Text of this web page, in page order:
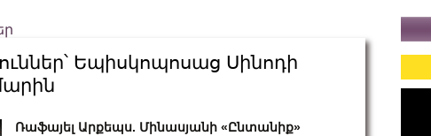
Եպիսկոպոսաց Սինոդի
Ռաֆայել Արքեպս. Մինասյանի «Ընտանիք»